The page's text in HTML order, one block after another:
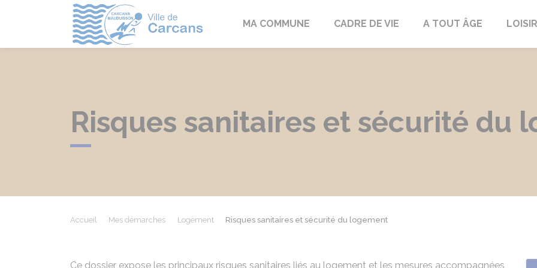
CarcansMA COMMUNE CADRE DE VIE A TOUT ÂGE
Risques sanitaires et sécurité du
Accueil Mes démarches Logement Risques sanitaires et sécurité du logement
Ce dossier expose les principaux risques sanitaires liés au logement et les mesures accompagnées